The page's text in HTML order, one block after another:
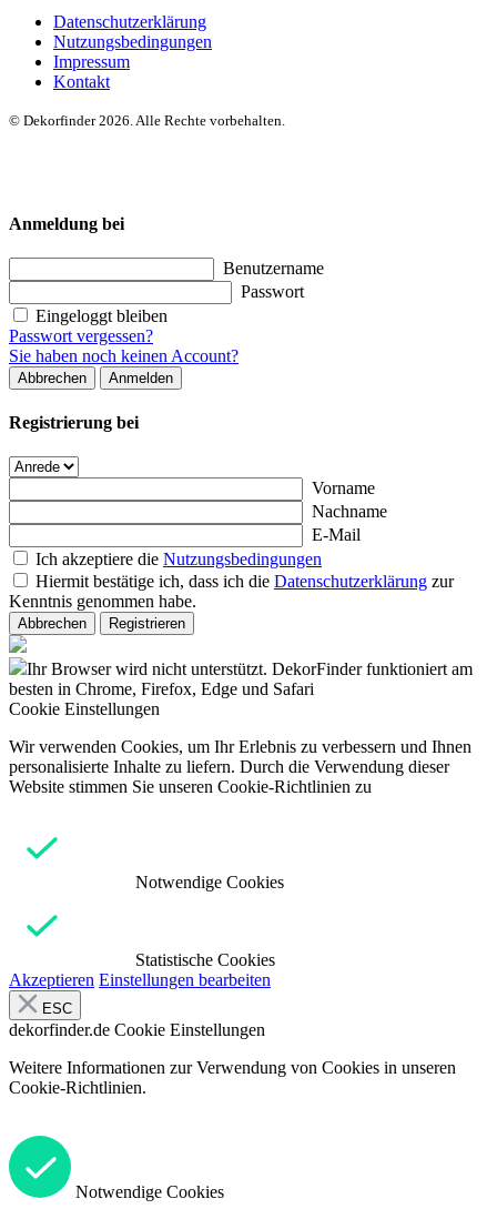
Datenschutzerklärung
Nutzungsbedingungen
Impressum
Kontakt
© Dekorfinder 2026. Alle Rechte vorbehalten.
Anmeldung bei
Benutzername
Passwort
Eingeloggt bleiben
Passwort vergessen?
Sie haben noch keinen Account?
Abbrechen Anmelden
Registrierung bei
Vorname
Nachname
E-Mail
Ich akzeptiere die Nutzungsbedingungen
Hiermit bestätige ich, dass ich die Datenschutzerklärung zur
Kenntnis genommen habe.
Abbrechen Registrieren
Ihr Browser wird nicht unterstützt. DekorFinder funktioniert am
besten in Chrome, Firefox, Edge und Safari
Cookie Einstellungen
Wir verwenden Cookies, um Ihr Erlebnis zu verbessern und Ihnen
personalisierte Inhalte zu liefern. Durch die Verwendung dieser
Website stimmen Sie unseren Cookie-Richtlinien zu
Notwendige Cookies
Statistische Cookies
Akzeptieren Einstellungen bearbeiten
ESC
dekorfinder.de Cookie Einstellungen
Weitere Informationen zur Verwendung von Cookies in unseren
Cookie-Richtlinien.
Notwendige Cookies